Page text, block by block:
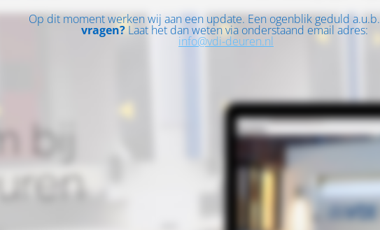
Op dit moment werken wij aan een update. Een ogenblik geduld a.u.b.
vragen? Laat het dan weten via onderstaand email adres:
info@vdi-deuren.nl